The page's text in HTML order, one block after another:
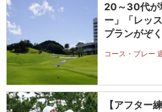
20～30代が
ー」「レッ
プランがぞ
コース・プレー
【アフター